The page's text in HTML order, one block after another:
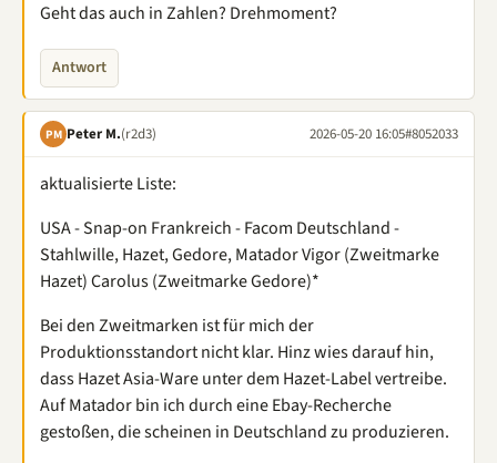
Geht das auch in Zahlen? Drehmoment?
Antwort
PM Peter M.(r2d3) 2026-05-20 16:05#8052033
aktualisierte Liste:
USA - Snap-on Frankreich - Facom Deutschland -
Stahlwille, Hazet, Gedore, Matador Vigor (Zweitmarke
Hazet) Carolus (Zweitmarke Gedore)*
Bei den Zweitmarken ist für mich der
Produktionsstandort nicht klar. Hinz wies darauf hin,
dass Hazet Asia-Ware unter dem Hazet-Label vertreibe.
Auf Matador bin ich durch eine Ebay-Recherche
gestoßen, die scheinen in Deutschland zu produzieren.